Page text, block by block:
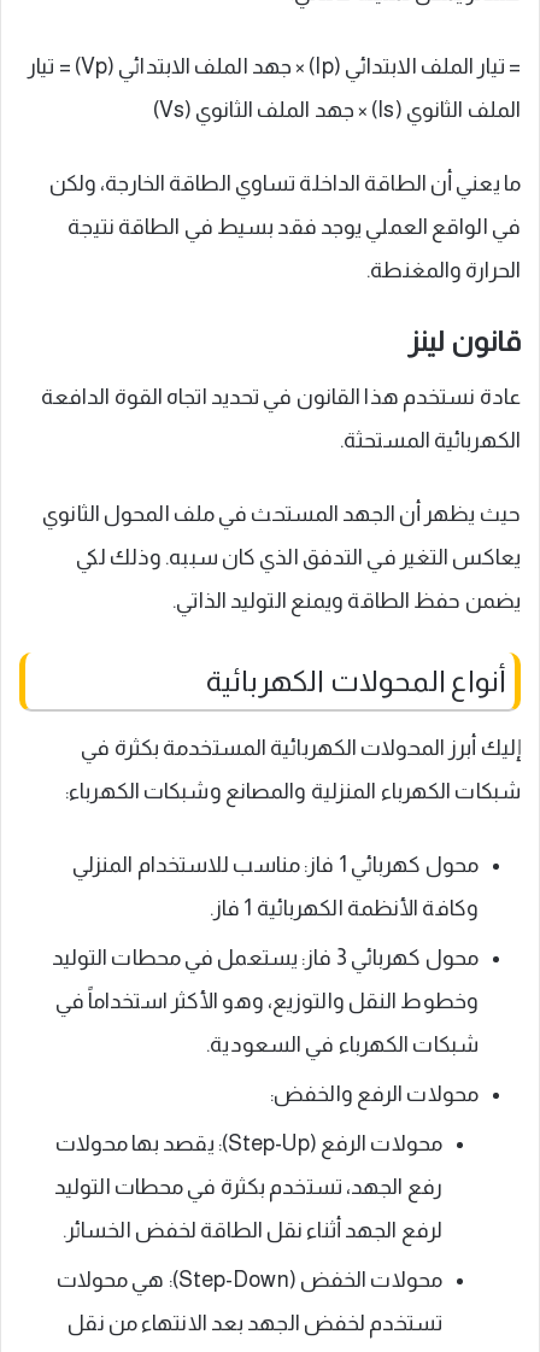
= تيار الملف الابتدائي (Ip) × جهد الملف الابتدائي (Vp) = تيار
الملف الثانوي (Is) × جهد الملف الثانوي (Vs)
ما يعني أن الطاقة الداخلة تساوي الطاقة الخارجة، ولكن
في الواقع العملي يوجد فقد بسيط في الطاقة نتيجة
الحرارة والمغنطة.
قانون لينز
عادة نستخدم هذا القانون في تحديد اتجاه القوة الدافعة
الكهربائية المستحثة.
حيث يظهر أن الجهد المستحث في ملف المحول الثانوي
يعاكس التغير في التدفق الذي كان سببه. وذلك لكي
يضمن حفظ الطاقة ويمنع التوليد الذاتي.
أنواع المحولات الكهربائية
إليك أبرز المحولات الكهربائية المستخدمة بكثرة في
شبكات الكهرباء المنزلية والمصانع وشبكات الكهرباء:
محول كهربائي 1 فاز: مناسب للاستخدام المنزلي
وكافة الأنظمة الكهربائية 1 فاز.
محول كهربائي 3 فاز: يستعمل في محطات التوليد
وخطوط النقل والتوزيع، وهو الأكثر استخداماً في
شبكات الكهرباء في السعودية.
محولات الرفع والخفض:
محولات الرفع (Step-Up): يقصد بها محولات
رفع الجهد، تستخدم بكثرة في محطات التوليد
لرفع الجهد أثناء نقل الطاقة لخفض الخسائر.
محولات الخفض (Step-Down): هي محولات
تستخدم لخفض الجهد بعد الانتهاء من نقل